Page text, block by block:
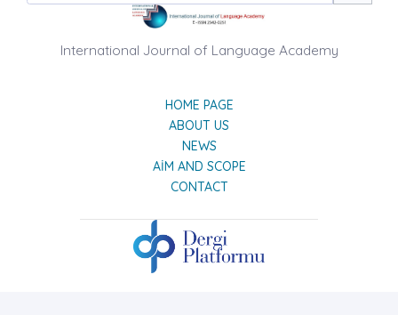
International Journal of Language Academy
HOME PAGE
ABOUT US
NEWS
AIM AND SCOPE
CONTACT